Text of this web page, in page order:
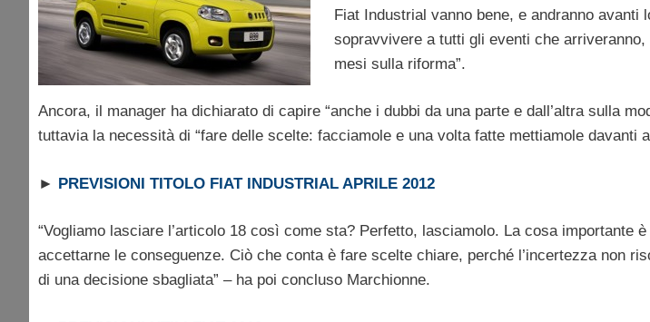
Fiat Industrial vanno bene, e andranno avanti
sopravvivere a tutti gli eventi che
mesi sulla riforma”.
Ancora, il manager ha dichiarato di capire “anche i dubbi da una parte e dall’altra sulla
tuttavia la necessità di “fare delle scelte: facciamole e una volta fatte mettiamole davanti
► PREVISIONI TITOLO FIAT INDUSTRIAL APRILE 2012
“Vogliamo lasciare l’articolo 18 così come sta? Perfetto, lasciamolo. La cosa importante
accettarne le conseguenze. Ciò che conta è fare scelte chiare, perché l’incertezza non
di una decisione sbagliata” – ha poi concluso Marchionne.